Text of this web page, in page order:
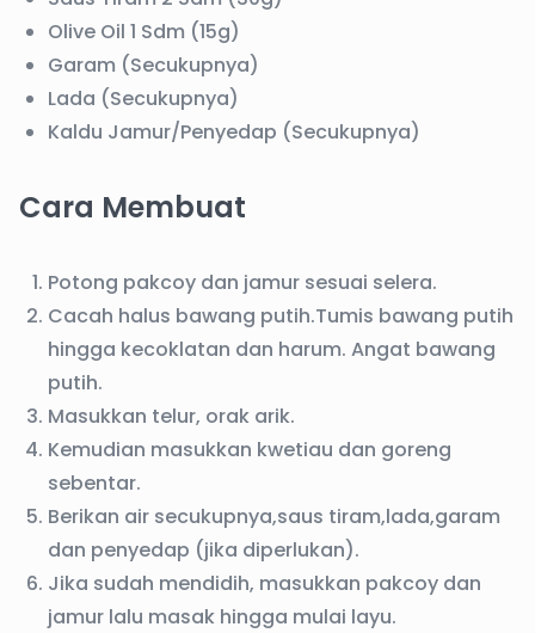
Olive Oil 1 Sdm (15g)
Garam (Secukupnya)
Lada (Secukupnya)
Kaldu Jamur/Penyedap (Secukupnya)
Cara Membuat
Potong pakcoy dan jamur sesuai selera.
Cacah halus bawang putih.Tumis bawang putih
hingga kecoklatan dan harum. Angat bawang
putih.
Masukkan telur, orak arik.
Kemudian masukkan kwetiau dan goreng
sebentar.
Berikan air secukupnya,saus tiram,lada,garam
dan penyedap (jika diperlukan).
Jika sudah mendidih, masukkan pakcoy dan
jamur lalu masak hingga mulai layu.